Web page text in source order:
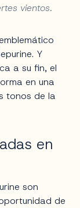
vientos.
Y
a su fin, el
en una
tonos de la
en
son
de